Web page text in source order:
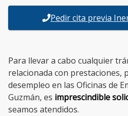
Pedir cita previa
Para llevar a cabo cualquier
relacionada con prestaciones,
desempleo en las Oficinas de
Guzmán, es imprescindible
seamos atendidos.